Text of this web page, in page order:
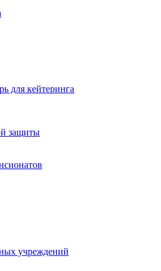
для кейтеринга
защиты
учреждений